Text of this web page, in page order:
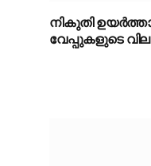
നികുതി
വേപ്പുകളുടെ വില